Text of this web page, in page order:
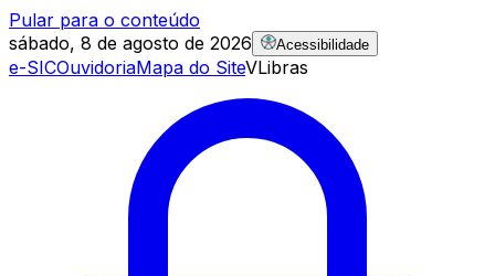
Pular para o conteúdo
sábado, 8 de agosto de 2026
Acessibilidade
e-SICOuvidoriaMapa do SiteVLibras